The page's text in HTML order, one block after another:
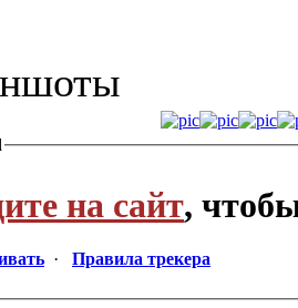
на сайт,
· Правила трекера